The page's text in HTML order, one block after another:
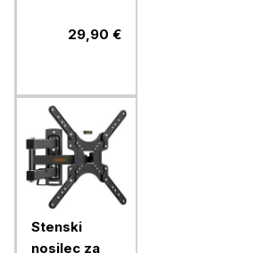
56'', do 45
29,90 €
Stenski
nosilec za